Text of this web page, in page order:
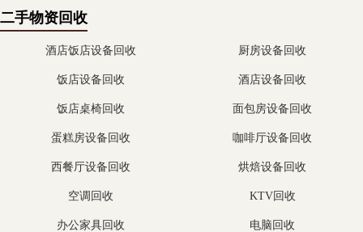
二手物资回收
酒店饭店设备回收 厨房设备回收
饭店设备回收 酒店设备回收
饭店桌椅回收 面包房设备回收
蛋糕房设备回收 咖啡厅设备回收
西餐厅设备回收 烘焙设备回收
空调回收 KTV回收
办公家具回收 电脑回收